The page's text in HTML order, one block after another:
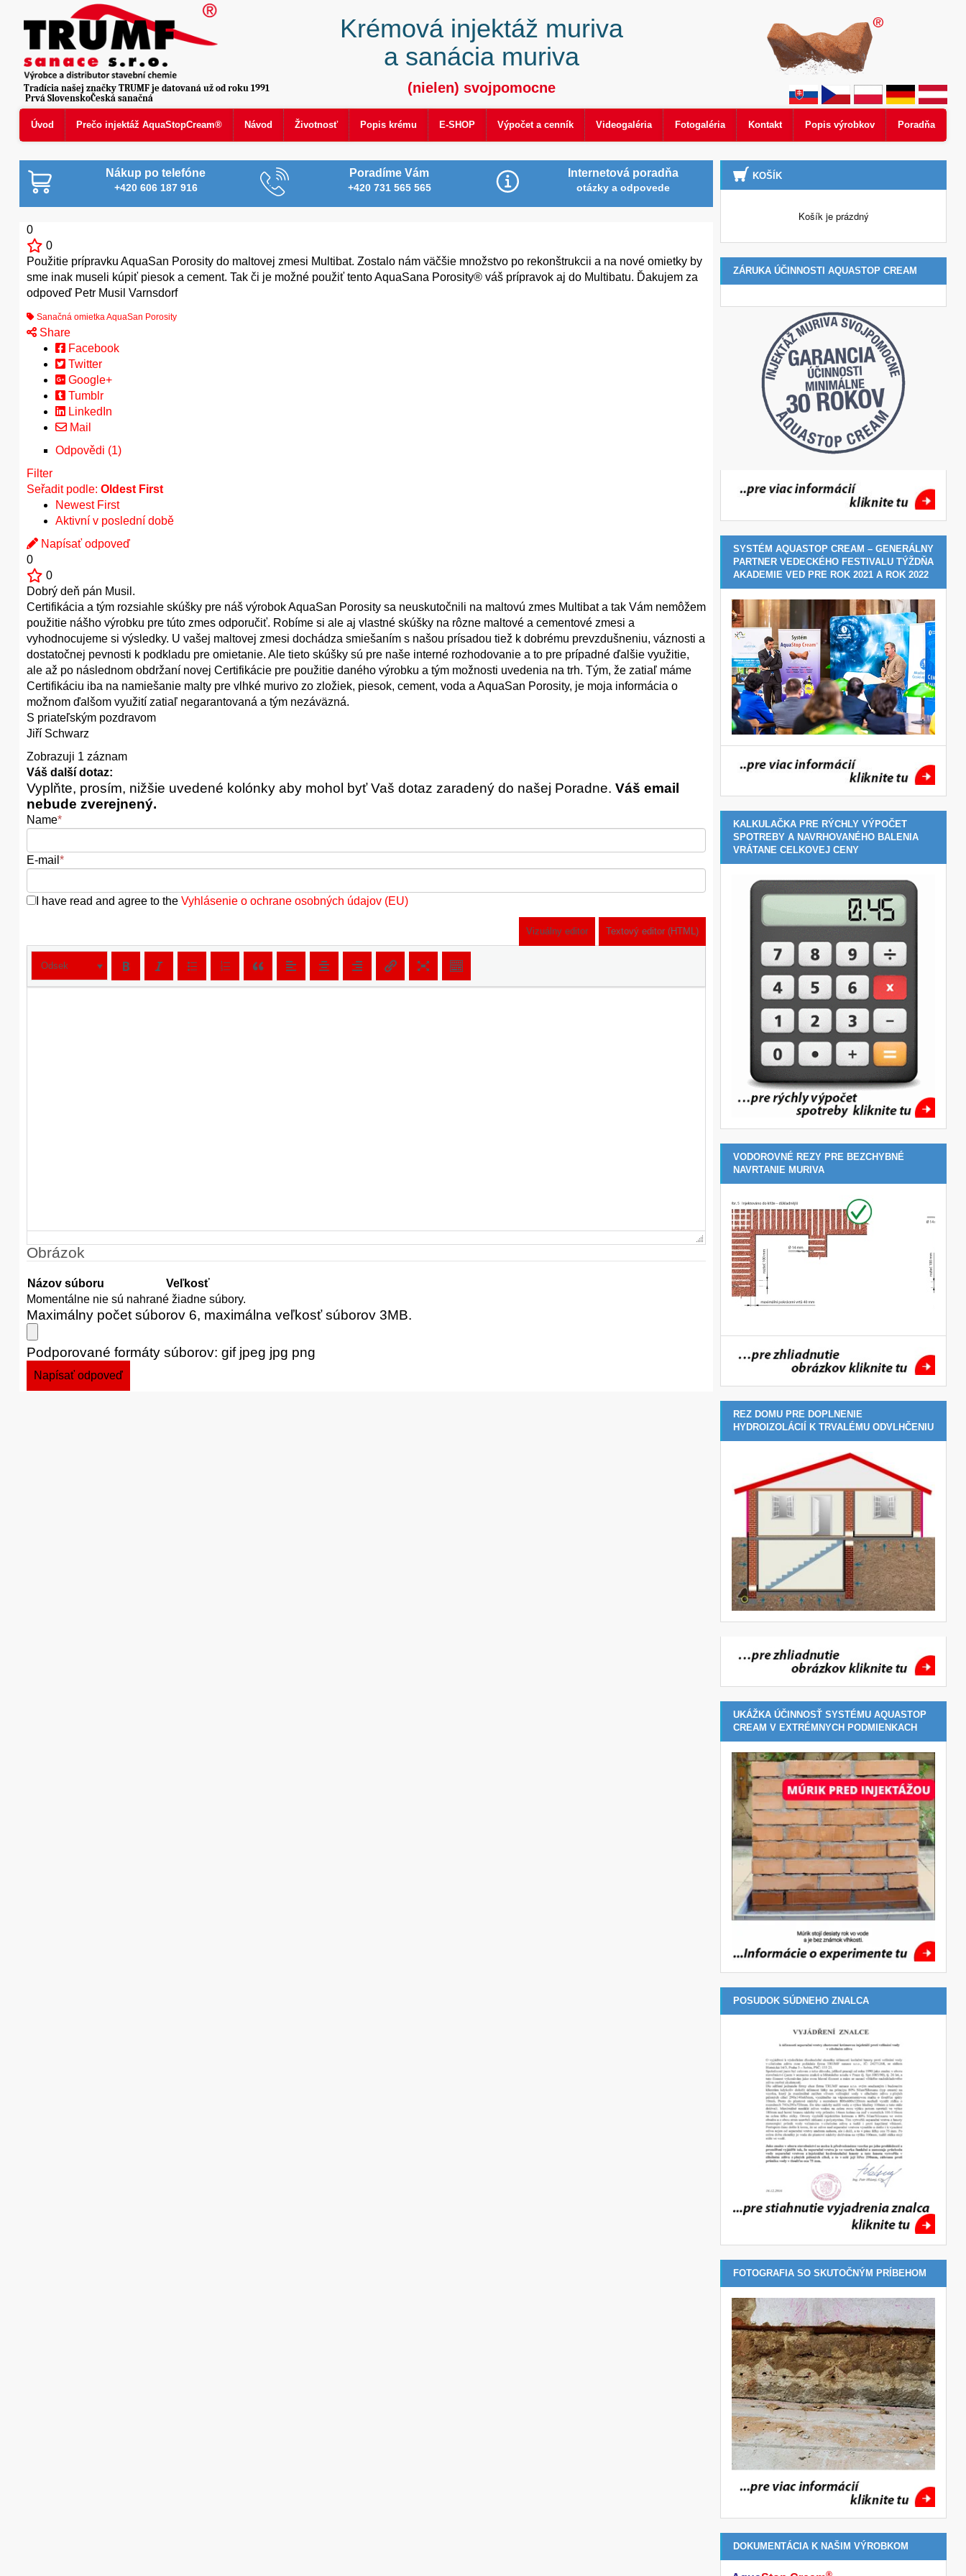
Úvod Prečo injektáž AquaStopCream® Návod Životnosť Popis krému E-SHOP Výpočet a cenník Videogaléria Fotogaléria Kontakt Popis výrobkov Poradňa
Prvá SlovenskoČeská sanačná
Krémová injektáž muriva
a sanácia muriva
(nielen) svojpomocne
Tradícia našej značky TRUMF je datovaná už od roku 1991
Nákup po telefóne
+420 606 187 916
Poradíme Vám
+420 731 565 565
Internetová poradňa
otázky a odpovede
0
0
Použitie prípravku AquaSan Porosity do maltovej zmesi Multibat. Zostalo nám väčšie množstvo po rekonštrukcii a na nové omietky by
sme inak museli kúpiť piesok a cement. Tak či je možné použiť tento AquaSana Porosity® váš prípravok aj do Multibatu. Ďakujem za
odpoveď Petr Musil Varnsdorf
Sanačná omietka AquaSan Porosity
Share
Facebook
Twitter
Google+
Tumblr
LinkedIn
Mail
Odpovědi (1)
Filter
Seřadit podle: Oldest First
Newest First
Aktivní v poslední době
Napísať odpoveď
0
0
Dobrý deň pán Musil.
Certifikácia a tým rozsiahle skúšky pre náš výrobok AquaSan Porosity sa neuskutočnili na maltovú zmes Multibat a tak Vám nemôžem
použitie nášho výrobku pre túto zmes odporučiť. Robíme si ale aj vlastné skúšky na rôzne maltové a cementové zmesi a
vyhodnocujeme si výsledky. U vašej maltovej zmesi dochádza smiešaním s našou prísadou tiež k dobrému prevzdušneniu, váznosti a
dostatočnej pevnosti k podkladu pre omietanie. Ale tieto skúšky sú pre naše interné rozhodovanie a to pre prípadné ďalšie využitie,
ale až po následnom obdržaní novej Certifikácie pre použitie daného výrobku a tým možnosti uvedenia na trh. Tým, že zatiaľ máme
Certifikáciu iba na namiešanie malty pre vlhké murivo zo zložiek, piesok, cement, voda a AquaSan Porosity, je moja informácia o
možnom ďalšom využití zatiaľ negarantovaná a tým nezáväzná.
S priateľským pozdravom
Jiří Schwarz
Zobrazuji 1 záznam
Váš další dotaz:
Vyplňte, prosím, nižšie uvedené kolónky aby mohol byť Vaš dotaz zaradený do našej Poradne. Váš email
nebude zverejnený.
Name*
E-mail *
I have read and agree to the Vyhlásenie o ochrane osobných údajov (EU)
Vizuálny editor Textový editor (HTML)
Odsek
Obrázok
Názov súboru
Veľkosť
Momentálne nie sú nahrané žiadne súbory.
Maximálny počet súborov 6, maximálna veľkosť súborov 3MB.
Podporované formáty súborov: gif jpeg jpg png
KOŠÍK
Košík je prázdný
ZÁRUKA ÚČINNOSTI AQUASTOP CREAM
SYSTÉM AQUASTOP CREAM – GENERÁLNY
PARTNER VEDECKÉHO FESTIVALU TÝŽDŇA
AKADEMIE VED PRE ROK 2021 A ROK 2022
KALKULAČKA PRE RÝCHLY VÝPOČET
SPOTREBY A NAVRHOVANÉHO BALENIA
VRÁTANE CELKOVEJ CENY
VODOROVNÉ REZY PRE BEZCHYBNÉ
NAVRTANIE MURIVA
REZ DOMU PRE DOPLNENIE
HYDROIZOLÁCIÍ K TRVALÉMU ODVLHČENIU
UKÁŽKA ÚČINNOSŤ SYSTÉMU AQUASTOP
CREAM V EXTRÉMNYCH PODMIENKACH
POSUDOK SÚDNEHO ZNALCA
FOTOGRAFIA SO SKUTOČNÝM PRÍBEHOM
DOKUMENTÁCIA K NAŠIM VÝROBKOM